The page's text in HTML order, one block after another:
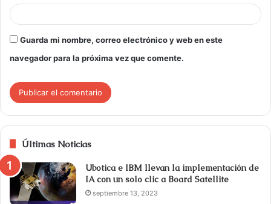
Guarda mi nombre, correo electrónico y web en este
navegador para la próxima vez que comente.
Últimas Noticias
Ubotica e IBM llevan la implementación de
IA con un solo clic a Board Satellite
septiembre 13, 2023